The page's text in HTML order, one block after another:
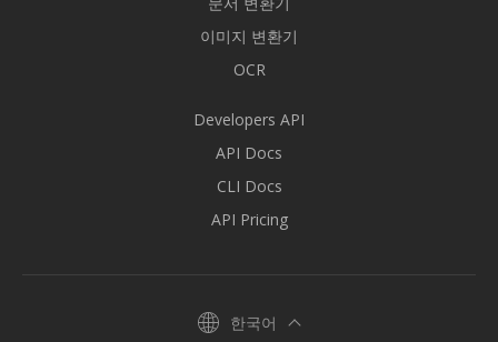
이미지 변환기
OCR
Developers API
API Docs
CLI Docs
API Pricing
한국어